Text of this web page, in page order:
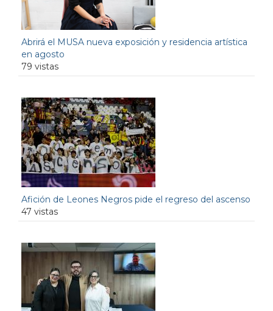
Abrirá el MUSA nueva exposición y residencia artística
en agosto
79 vistas
Afición de Leones Negros pide el regreso del ascenso
47 vistas